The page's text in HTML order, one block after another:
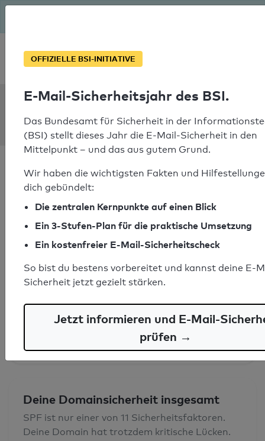
Soforthilfe bei Notfällen
appezoelle-biker.ch
SPF-Check bestanden
Ihr SPF-Record Prüfergebnis
SPF-Record gefunden
Syntaxprüfung: 0 Fehler
Deine Domainsicherheit insgesamt
SPF ist nur einer von 11 Sicherheitsfaktoren.
Deine Domain hat trotzdem kritische Lücken.
OFFIZIELLE BSI-INITIATIVE
E-Mail-Sicherheitsjahr des BSI.
Das Bundesamt für Sicherheit in der
(BSI) stellt dieses Jahr die E-Mail-Sicherheit in den
Mittelpunkt – und das aus gutem Grund.
Wir haben die wichtigsten Fakten und
dich gebündelt:
Die zentralen Kernpunkte auf einen Blick
Ein 3-Stufen-Plan für die praktische Umsetzung
Ein kostenfreier E-Mail-Sicherheitscheck
So bist du bestens vorbereitet und kannst deine E-
Sicherheit jetzt gezielt stärken.
Jetzt informieren und E-Mail-
prüfen →